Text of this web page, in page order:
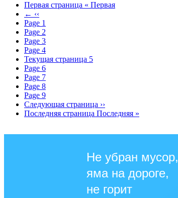
Первая страница « Первая
← ‹‹
Page 1
Page 2
Page 3
Page 4
Текущая страница 5
Page 6
Page 7
Page 8
Page 9
Следующая страница ››
Последняя страница Последняя »
Не убран мусор,
яма на дороге,
не горит